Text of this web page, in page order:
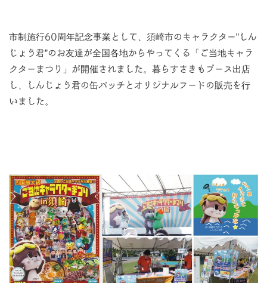
市制施行60周年記念事業として、須崎市のキャラクター”しん
じょう君”のお友達が全国各地からやってくる「ご当地キャラ
クターまつり」が開催されました。暮らすさきもブース出店
し、しんじょう君の缶バッチとオリジナルフードの販売を行
いました。